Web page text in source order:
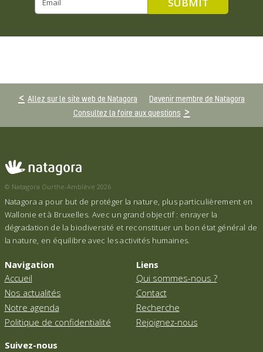
Allez sur le site web de Natagora
Devenir membre de Natagora
Consultez la foire aux questions
© Natagora Ourthe-Amblève 2026
Natagora a pour but de protéger la nature, plus particulièrement en
Wallonie et à Bruxelles. Avec un grand objectif : enrayer la
dégradation de la biodiversité et reconstituer un bon état général de
la nature, en équilibre avec les activités humaines.
Navigation
Accueil
Nos actualités
Notre agenda
Politique de confidentialité
Liens
Qui sommes-nous ?
Contact
Recherche
Rejoignez-nous
Suivez-nous